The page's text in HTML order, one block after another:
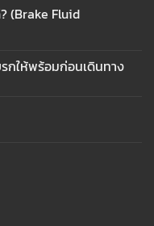
(Brake Fluid
กให้พร้อมก่อนเดินทาง